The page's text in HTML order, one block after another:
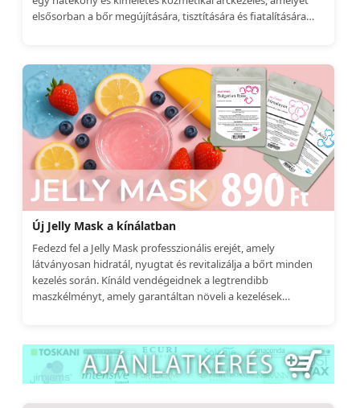
elsősorban a bőr megújítására, tisztítására és fiatalítására
Új Jelly Mask a kínálatban
Fedezd fel a Jelly Mask professzionális erejét, amely
látványosan hidratál, nyugtat és revitalizálja a bőrt minden
kezelés során. Kínáld vendégeidnek a legtrendibb
maszkélményt, amely garantáltan növeli a kezelések